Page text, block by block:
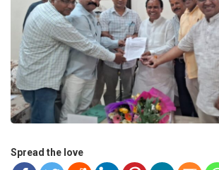
Spread the love